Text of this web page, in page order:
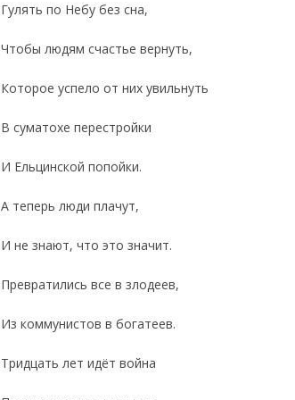
Гулять по Небу без сна,
Чтобы людям счастье вернуть,
Которое успело от них увильнуть
В суматохе перестройки
И Ельцинской попойки.
А теперь люди плачут,
И не знают, что это значит.
Превратились все в злодеев,
Из коммунистов в богатеев.
Тридцать лет идёт война